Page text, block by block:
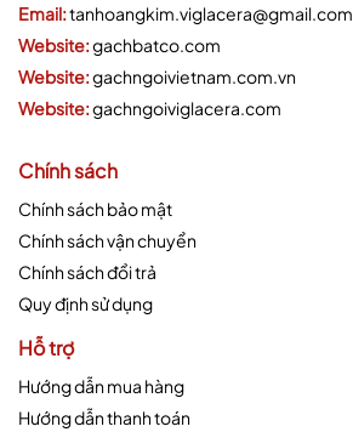
Email:tanhoangkim.viglacera@gmail.com
Website:gachbatco.com
Website:gachngoivietnam.com.vn
Website:gachngoiviglacera.com
Chính sách
Chính sách bảo mật
Chính sách vận chuyển
Chính sách đổi trả
Quy định sử dụng
Hỗ trợ
Hướng dẫn mua hàng
Hướng dẫn thanh toán